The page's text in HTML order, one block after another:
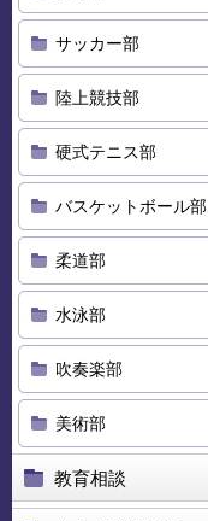
サッカー部
陸上競技部
硬式テニス部
バスケットボール部
柔道部
水泳部
吹奏楽部
美術部
教育相談